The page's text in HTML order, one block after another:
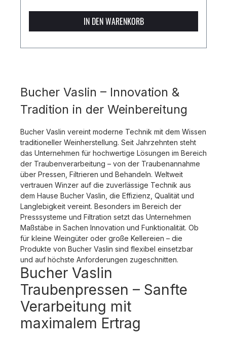
IN DEN WARENKORB
Bucher Vaslin – Innovation &
Tradition in der Weinbereitung
Bucher Vaslin vereint moderne Technik mit dem Wissen
traditioneller Weinherstellung. Seit Jahrzehnten steht
das Unternehmen für hochwertige Lösungen im Bereich
der Traubenverarbeitung – von der Traubenannahme
über Pressen, Filtrieren und Behandeln. Weltweit
vertrauen Winzer auf die zuverlässige Technik aus
dem Hause Bucher Vaslin, die Effizienz, Qualität und
Langlebigkeit vereint. Besonders im Bereich der
Presssysteme und Filtration setzt das Unternehmen
Maßstäbe in Sachen Innovation und Funktionalität. Ob
für kleine Weingüter oder große Kellereien – die
Produkte von Bucher Vaslin sind flexibel einsetzbar
und auf höchste Anforderungen zugeschnitten.
Bucher Vaslin
Traubenpressen – Sanfte
Verarbeitung mit
maximalem Ertrag